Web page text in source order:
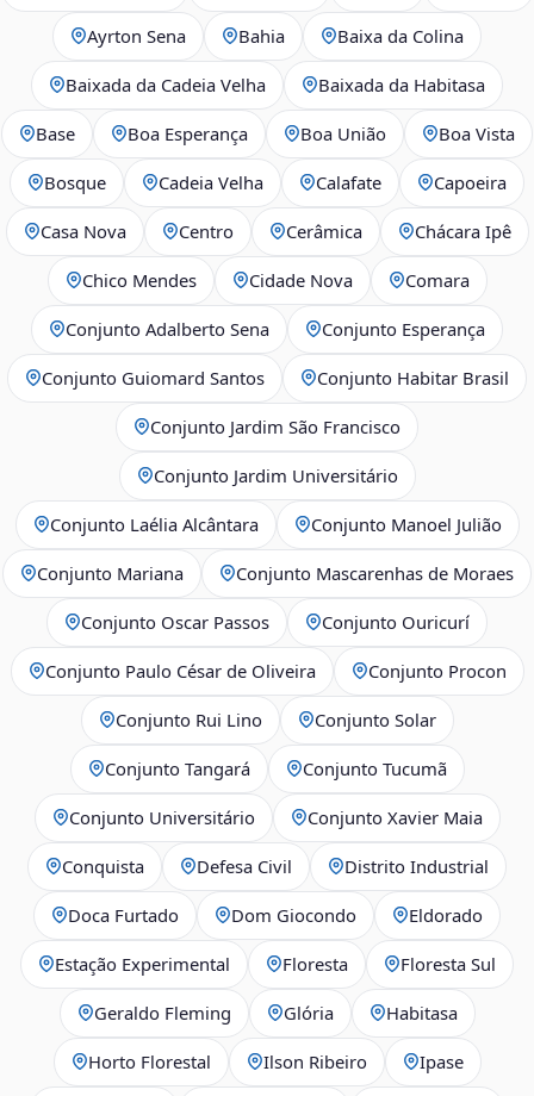
Ayrton Sena Bahia Baixa da Colina
Baixada da Cadeia Velha Baixada da Habitasa
Base Boa Esperança Boa União Boa Vista
Bosque Cadeia Velha Calafate Capoeira
Casa Nova Centro Cerâmica Chácara Ipê
Chico Mendes Cidade Nova Comara
Conjunto Adalberto Sena Conjunto Esperança
Conjunto Guiomard Santos Conjunto Habitar Brasil
Conjunto Jardim São Francisco
Conjunto Jardim Universitário
Conjunto Laélia Alcântara Conjunto Manoel Julião
Conjunto Mariana Conjunto Mascarenhas de Moraes
Conjunto Oscar Passos Conjunto Ouricurí
Conjunto Paulo César de Oliveira Conjunto Procon
Conjunto Rui Lino Conjunto Solar
Conjunto Tangará Conjunto Tucumã
Conjunto Universitário Conjunto Xavier Maia
Conquista Defesa Civil Distrito Industrial
Doca Furtado Dom Giocondo Eldorado
Estação Experimental Floresta Floresta Sul
Geraldo Fleming Glória Habitasa
Horto Florestal Ilson Ribeiro Ipase